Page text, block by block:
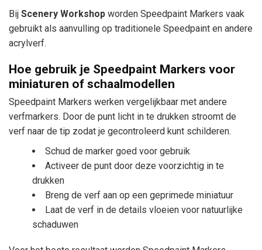
Bij Scenery Workshop worden Speedpaint Markers vaak
gebruikt als aanvulling op traditionele Speedpaint en andere
acrylverf.
Hoe gebruik je Speedpaint Markers voor
miniaturen of schaalmodellen
Speedpaint Markers werken vergelijkbaar met andere
verfmarkers. Door de punt licht in te drukken stroomt de
verf naar de tip zodat je gecontroleerd kunt schilderen.
Schud de marker goed voor gebruik
Activeer de punt door deze voorzichtig in te
drukken
Breng de verf aan op een geprimede miniatuur
Laat de verf in de details vloeien voor natuurlijke
schaduwen